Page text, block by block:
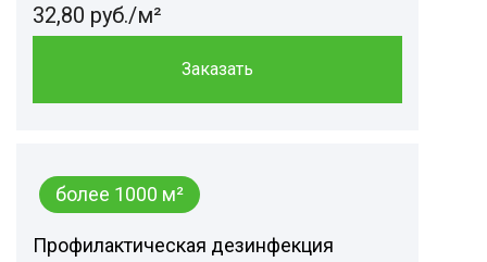
32,80 руб./м²
Заказать
более 1000 м²
Профилактическая дезинфекция